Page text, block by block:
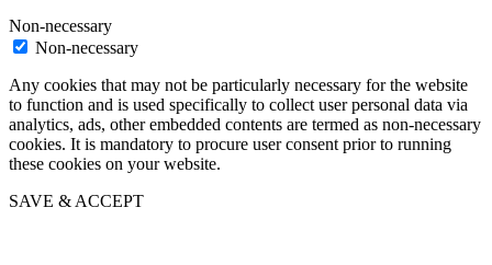
Non-necessary
Non-necessary
Any cookies that may not be particularly necessary for the website
to function and is used specifically to collect user personal data via
analytics, ads, other embedded contents are termed as non-necessary
cookies. It is mandatory to procure user consent prior to running
these cookies on your website.
SAVE & ACCEPT